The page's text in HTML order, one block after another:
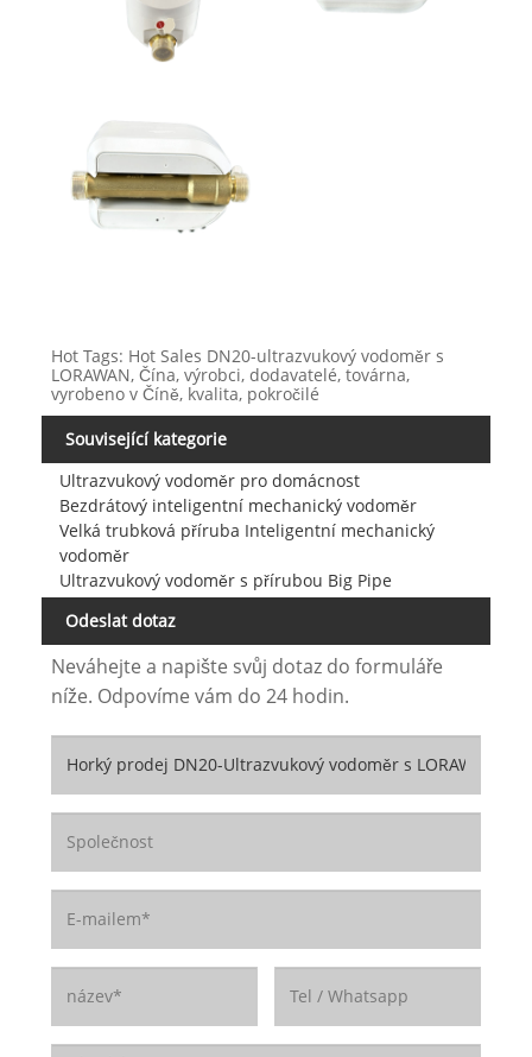
Hot Tags: Hot Sales DN20-ultrazvukový vodoměr s
LORAWAN, Čína, výrobci, dodavatelé, továrna,
vyrobeno v Číně, kvalita, pokročilé
Související kategorie
Ultrazvukový vodoměr pro domácnost
Bezdrátový inteligentní mechanický vodoměr
Velká trubková příruba Inteligentní mechanický
vodoměr
Ultrazvukový vodoměr s přírubou Big Pipe
Odeslat dotaz
Neváhejte a napište svůj dotaz do formuláře
níže. Odpovíme vám do 24 hodin.